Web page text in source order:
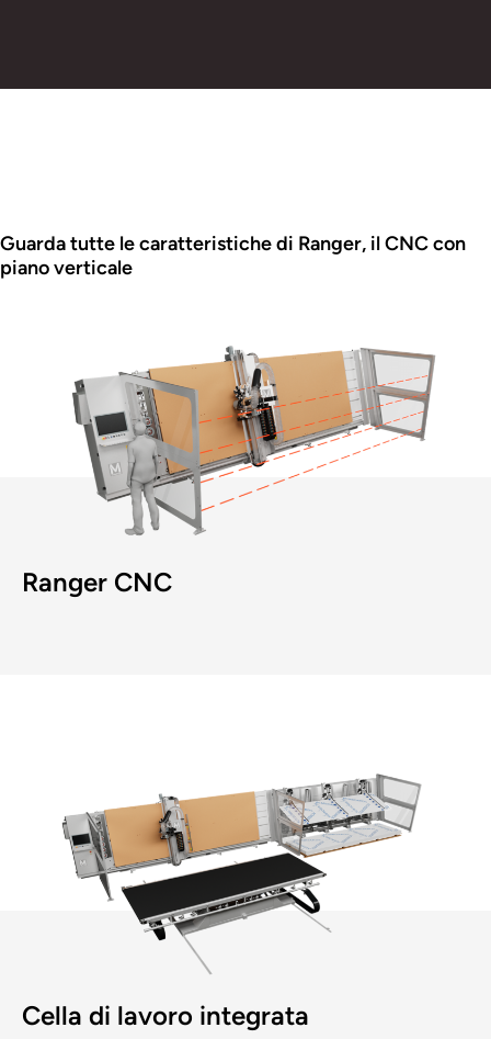
Guarda tutte le caratteristiche di Ranger, il CNC con
piano verticale
Ranger CNC
Cella di lavoro integrata